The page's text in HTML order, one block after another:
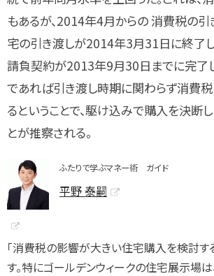
もあるが、2014年4月からの 消費税の引
宅の引き渡しが2014年3月31日に終了し
請負契約が2013年9月30日までに完了
であれば引き渡し時期に関わらず消費
るということで、駆け込みで購入を決断
とが推察される。
ふたりで学ぶマネー術 ガイド
平野 泰嗣
「消費税の影響が大きい住宅購入を検討す
す。特にゴールデンウィークの住宅展示場